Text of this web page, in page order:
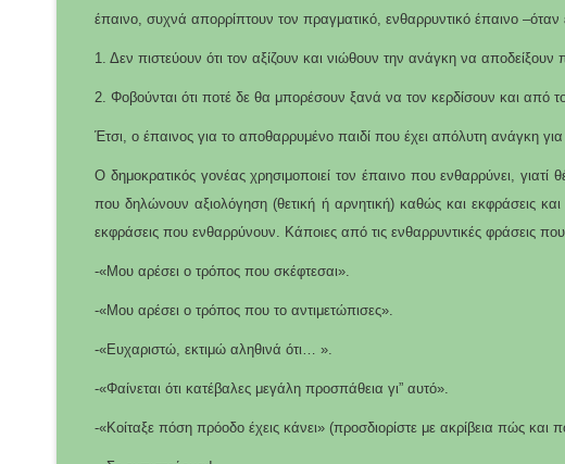
έπαινο, συχνά απορρίπτουν τον πραγματικό, ενθαρρυντικό έπαινο –όταν
1. Δεν πιστεύουν ότι τον αξίζουν και νιώθουν την ανάγκη να αποδείξουν
2. Φοβούνται ότι ποτέ δε θα μπορέσουν ξανά να τον κερδίσουν και από
Έτσι, ο έπαινος για το αποθαρρυμένο παιδί που έχει απόλυτη ανάγκη
Ο δημοκρατικός γονέας χρησιμοποιεί τον έπαινο που ενθαρρύνει, γιατί
που δηλώνουν αξιολόγηση (θετική ή αρνητική) καθώς και εκφράσεις
εκφράσεις που ενθαρρύνουν. Κάποιες από τις ενθαρρυντικές φράσεις που
-«Μου αρέσει ο τρόπος που σκέφτεσαι».
-«Μου αρέσει ο τρόπος που το αντιμετώπισες».
-«Ευχαριστώ, εκτιμώ αληθινά ότι… ».
-«Φαίνεται ότι κατέβαλες μεγάλη προσπάθεια γι” αυτό».
-«Κοίταξε πόση πρόοδο έχεις κάνει» (προσδιορίστε με ακρίβεια πώς και